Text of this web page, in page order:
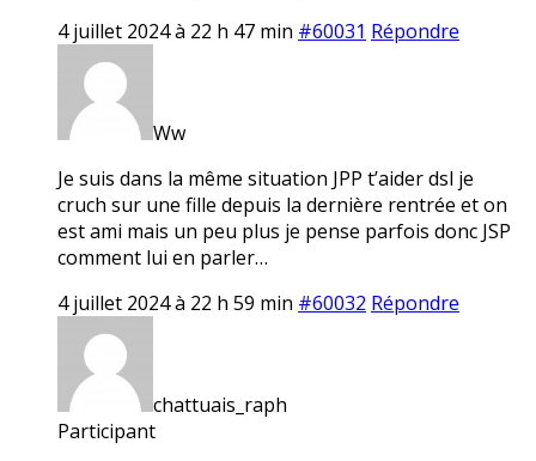
4 juillet 2024 à 22 h 47 min #60031 Répondre
Ww
Je suis dans la même situation JPP t’aider dsl je
cruch sur une fille depuis la dernière rentrée et on
est ami mais un peu plus je pense parfois donc JSP
comment lui en parler…
4 juillet 2024 à 22 h 59 min #60032 Répondre
chattuais_raph
Participant